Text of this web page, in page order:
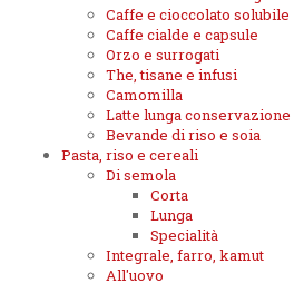
Caffe e cioccolato solubile
Caffe cialde e capsule
Orzo e surrogati
The, tisane e infusi
Camomilla
Latte lunga conservazione
Bevande di riso e soia
Pasta, riso e cereali
Di semola
Corta
Lunga
Specialità
Integrale, farro, kamut
All'uovo